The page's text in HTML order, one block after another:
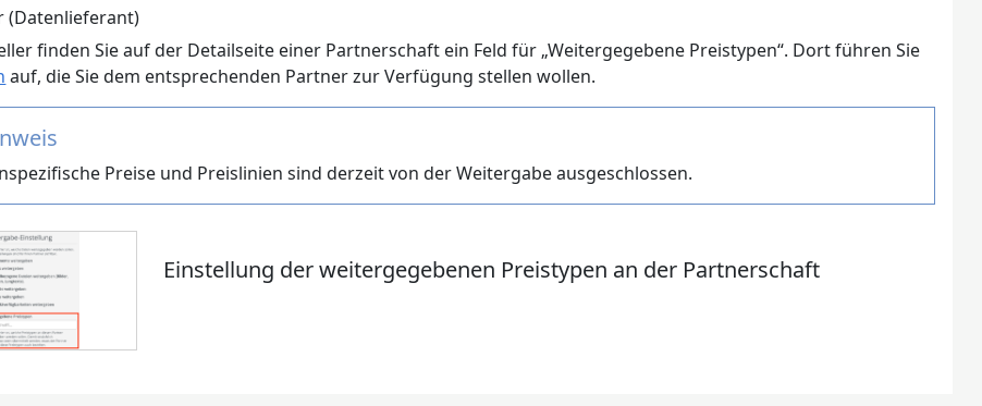
(Datenlieferant)
finden Sie auf der Detailseite einer Partnerschaft ein Feld für „Weitergegebene Preistypen“. Dort führen Sie
auf, die Sie dem entsprechenden Partner zur Verfügung stellen wollen.
Preise und Preislinien sind derzeit von der Weitergabe ausgeschlossen.
Einstellung der weitergegebenen Preistypen an der Partnerschaft